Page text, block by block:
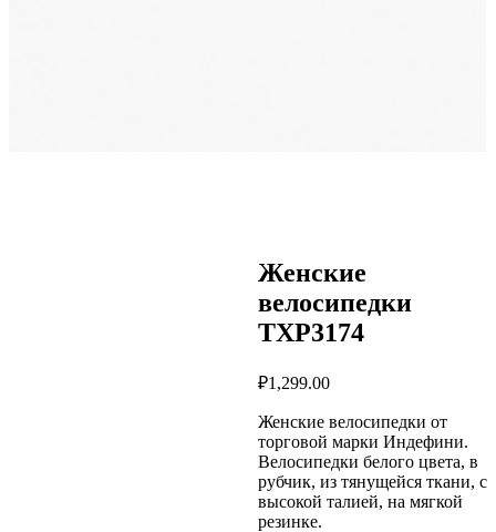
Женские
велосипедки
TXP3174
₽1,299.00
Женские велосипедки от
торговой марки Индефини.
Велосипедки белого цвета, в
рубчик, из тянущейся ткани, с
высокой талией, на мягкой
резинке.